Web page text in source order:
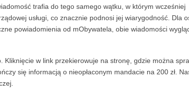
trafia do tego samego wątku, w którym wcześniej
usługi, co znacznie podnosi jej wiarygodność. Dla
powiadomienia od mObywatela, obie wiadomości
w link przekierowuje na stronę, gdzie można
się informacją o nieopłaconym mandacie na 200 zł.